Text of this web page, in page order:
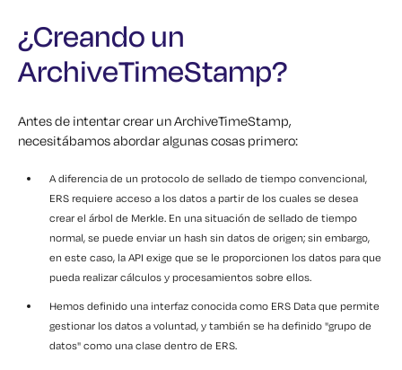
¿Creando un
ArchiveTimeStamp?
Antes de intentar crear un ArchiveTimeStamp,
necesitábamos abordar algunas cosas primero:
A diferencia de un protocolo de sellado de tiempo convencional,
ERS requiere acceso a los datos a partir de los cuales se desea
crear el árbol de Merkle. En una situación de sellado de tiempo
normal, se puede enviar un hash sin datos de origen; sin embargo,
en este caso, la API exige que se le proporcionen los datos para que
pueda realizar cálculos y procesamientos sobre ellos.
Hemos definido una interfaz conocida como ERS Data que permite
gestionar los datos a voluntad, y también se ha definido "grupo de
datos" como una clase dentro de ERS.